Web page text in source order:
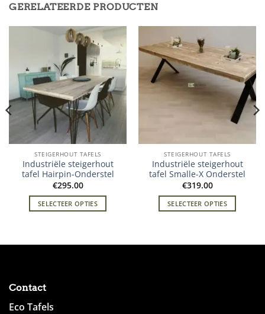
GERELATEERDE PRODUCTEN
STEIGERHOUT TAFELS
Industriële steigerhout
tafel Hairpin-Onderstel
€295.00
SELECTEER OPTIES
STEIGERHOUT TAFELS
Industriële steigerhout
tafel Smalle-X Onderstel
€319.00
SELECTEER OPTIES
Contact
Eco Tafels